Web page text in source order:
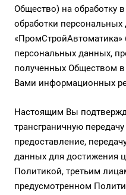
Общество) на обработку
обработки
персональных данных,
полученных Обществом
Вами информационных
Настоящим Вы
трансграничную
предоставление,
данных для достижения
Политикой, третьим
предусмотренном